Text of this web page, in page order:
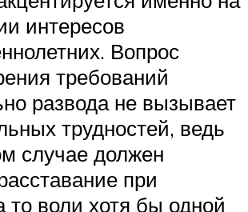
интересов
Вопрос
требований
развода не вызывает
трудностей, ведь
случае должен
при
то воли хотя бы одной